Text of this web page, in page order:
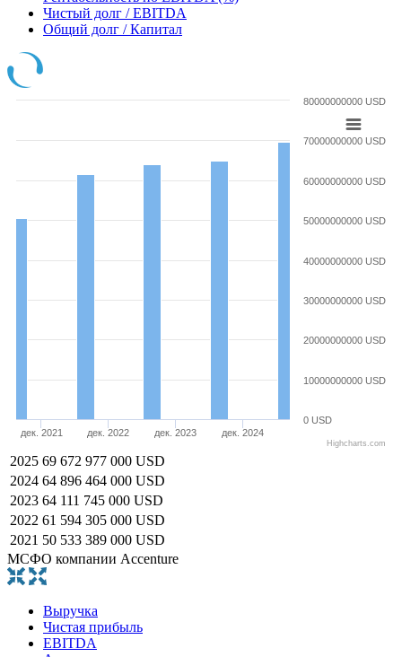
Чистый долг / EBITDA
Общий долг / Капитал
дек. 2021 дек. 2022 дек. 2023 дек. 2024
0 USD
10000000000 USD
20000000000 USD
30000000000 USD
40000000000 USD
50000000000 USD
60000000000 USD
70000000000 USD
80000000000 USD
Highcharts.com
2025 69 672 977 000 USD
2024 64 896 464 000 USD
2023 64 111 745 000 USD
2022 61 594 305 000 USD
2021 50 533 389 000 USD
МСФО компании Accenture
Выручка
Чистая прибыль
EBITDA